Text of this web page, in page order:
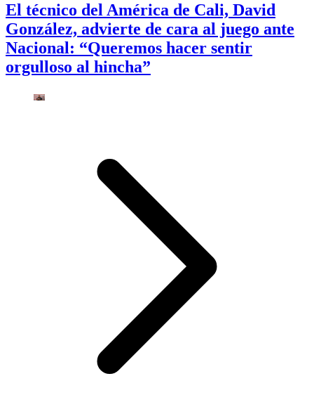
El técnico del América de Cali, David
González, advierte de cara al juego ante
Nacional: “Queremos hacer sentir
orgulloso al hincha”